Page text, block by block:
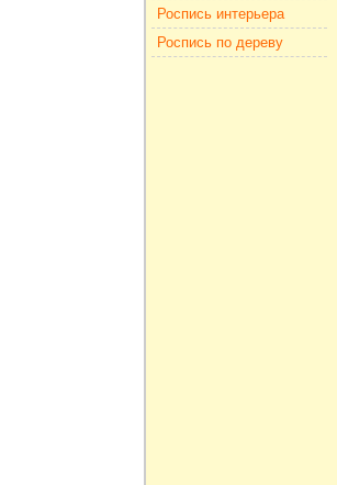
Роспись интерьера
Роспись по дереву